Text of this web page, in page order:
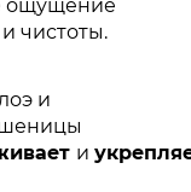
ощущение
чистоты.
и
и